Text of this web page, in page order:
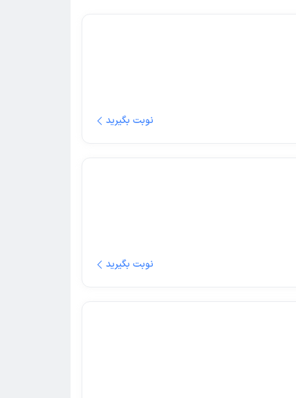
نوبت بگیرید
نوبت بگیرید